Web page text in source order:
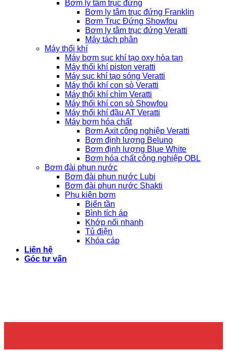
Bơm ly tâm trục đứng
Bơm ly tâm trục đứng Franklin
Bơm Trục Đứng Showfou
Bơm ly tâm trục đứng Veratti
Máy tách phân
Máy thổi khí
Máy bơm sục khí tạo oxy hòa tan
Máy thổi khí piston veratti
Máy sục khí tạo sóng Veratti
Máy thổi khí con sò Veratti
Máy thổi khí chìm Veratti
Máy thổi khí con sò Showfou
Máy thổi khí đầu AT Veratti
Máy bơm hóa chất
Bơm Axit công nghiệp Veratti
Bơm định lượng Beluno
Bơm định lượng Blue White
Bơm hóa chất công nghiệp OBL
Bơm đài phun nước
Bơm đài phun nước Lubi
Bơm đài phun nước Shakti
Phụ kiên bơm
Biến tần
Bình tích áp
Khớp nối nhanh
Tủ điện
Khóa cáp
Liên hệ
Góc tư vấn